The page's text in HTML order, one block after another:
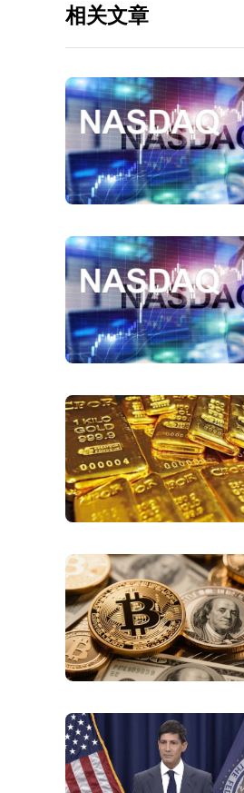
相关文章